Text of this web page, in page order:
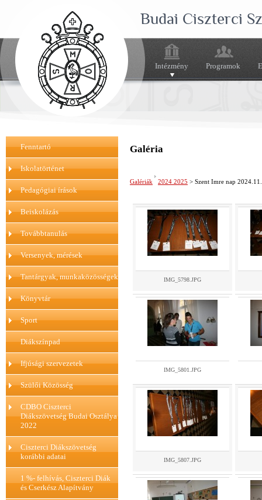
Budai Ciszterci
Intézmény Programok
Fenntartó
Iskolatörténet
Pedagógiai írások
Beiskolázás
Továbbtanulás
Versenyek, mérések
Tantárgyak, munkaközösségek
Könyvtár
Sport
Diákszínpad
Ifjúsági szervezetek
Szülői Közösség
CDBO Ciszterci
Diákszövetség Budai Osztálya
2022
Ciszterci Diákszövetség
korábbi adatai
1 %- felhívás, Ciszterci Diák
és Cserkész Alapítvány
Galéria
Galériák 2024 2025 > Szent Imre nap
IMG_5798.JPG
IMG_5801.JPG
IMG_5807.JPG